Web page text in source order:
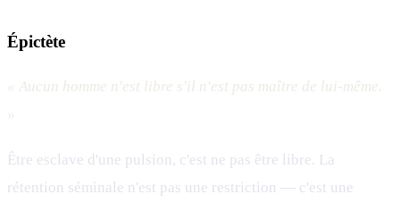
Épictète
« Aucun homme n'est libre s'il n'est pas maître de lui-même.
»
Être esclave d'une pulsion, c'est ne pas être libre. La
rétention séminale n'est pas une restriction — c'est une